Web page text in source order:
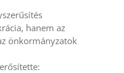
hanem az
önkormányzatok